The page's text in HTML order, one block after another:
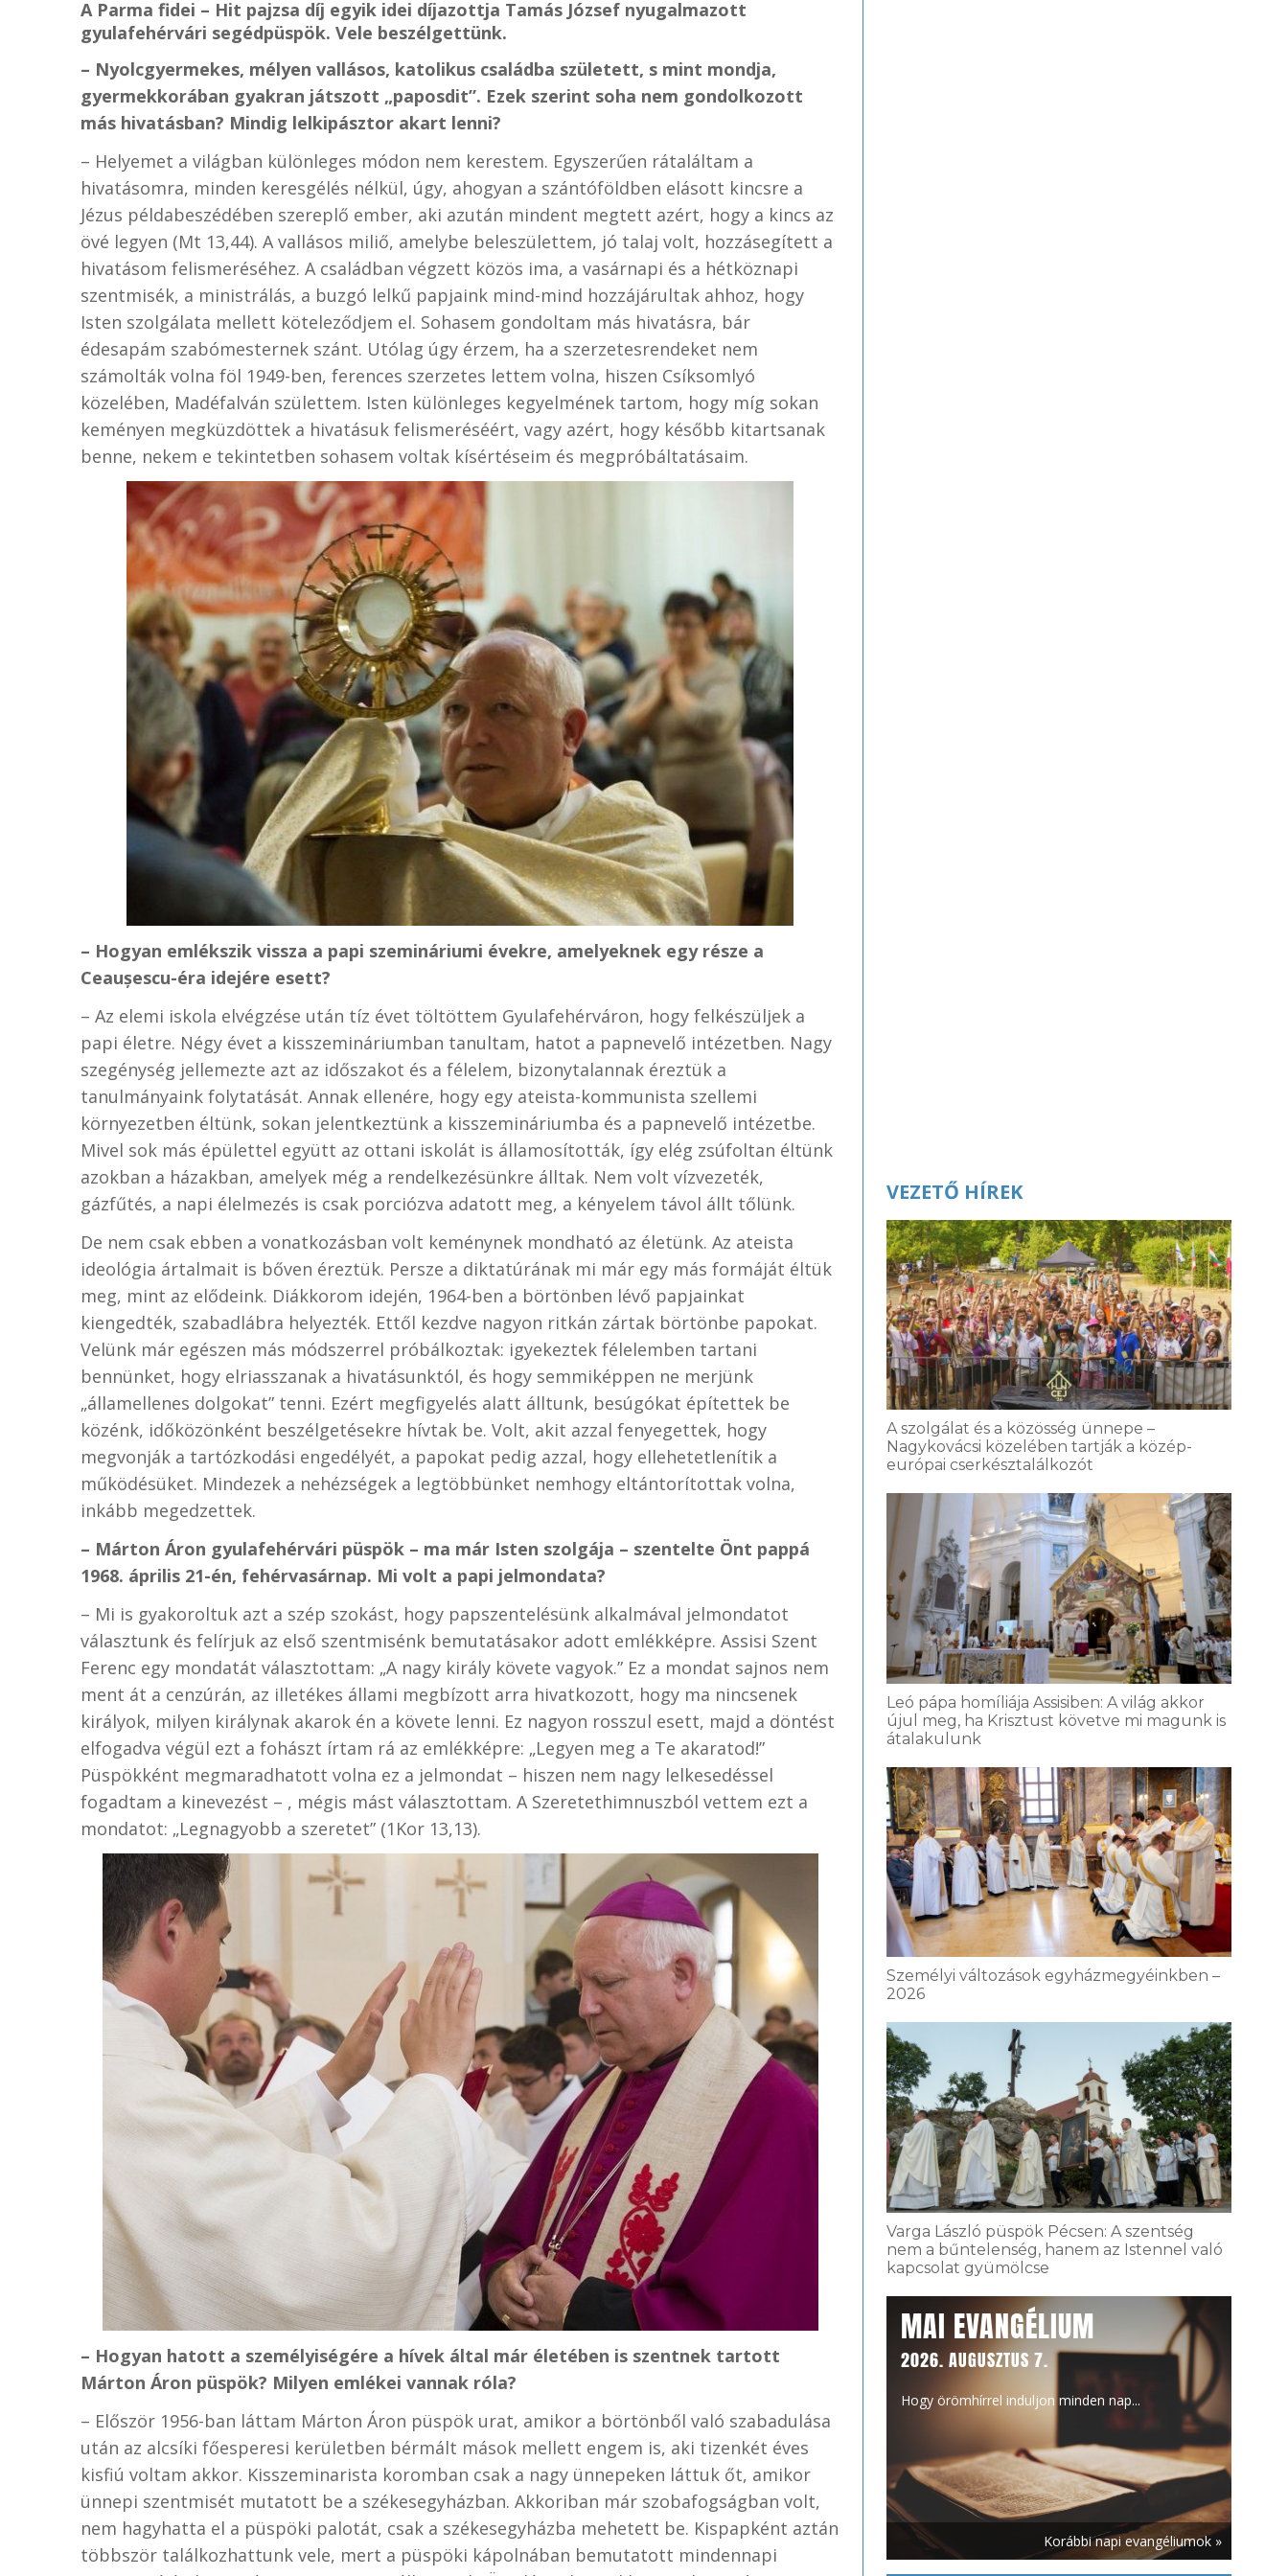
A Parma fidei – Hit pajzsa díj egyik idei díjazottja Tamás József nyugalmazott
gyulafehérvári segédpüspök. Vele beszélgettünk.
– Nyolcgyermekes, mélyen vallásos, katolikus családba született, s mint mondja,
gyermekkorában gyakran játszott „paposdit”. Ezek szerint soha nem gondolkozott
más hivatásban? Mindig lelkipásztor akart lenni?
– Helyemet a világban különleges módon nem kerestem. Egyszerűen rátaláltam a
hivatásomra, minden keresgélés nélkül, úgy, ahogyan a szántóföldben elásott kincsre a
Jézus példabeszédében szereplő ember, aki azután mindent megtett azért, hogy a kincs az
övé legyen (Mt 13,44). A vallásos miliő, amelybe beleszülettem, jó talaj volt, hozzásegített a
hivatásom felismeréséhez. A családban végzett közös ima, a vasárnapi és a hétköznapi
szentmisék, a ministrálás, a buzgó lelkű papjaink mind-mind hozzájárultak ahhoz, hogy
Isten szolgálata mellett köteleződjem el. Sohasem gondoltam más hivatásra, bár
édesapám szabómesternek szánt. Utólag úgy érzem, ha a szerzetesrendeket nem
számolták volna föl 1949-ben, ferences szerzetes lettem volna, hiszen Csíksomlyó
közelében, Madéfalván születtem. Isten különleges kegyelmének tartom, hogy míg sokan
keményen megküzdöttek a hivatásuk felismeréséért, vagy azért, hogy később kitartsanak
benne, nekem e tekintetben sohasem voltak kísértéseim és megpróbáltatásaim.
– Hogyan emlékszik vissza a papi szemináriumi évekre, amelyeknek egy része a
Ceaușescu-éra idejére esett?
– Az elemi iskola elvégzése után tíz évet töltöttem Gyulafehérváron, hogy felkészüljek a
papi életre. Négy évet a kisszemináriumban tanultam, hatot a papnevelő intézetben. Nagy
szegénység jellemezte azt az időszakot és a félelem, bizonytalannak éreztük a
tanulmányaink folytatását. Annak ellenére, hogy egy ateista-kommunista szellemi
környezetben éltünk, sokan jelentkeztünk a kisszemináriumba és a papnevelő intézetbe.
Mivel sok más épülettel együtt az ottani iskolát is államosították, így elég zsúfoltan éltünk
azokban a házakban, amelyek még a rendelkezésünkre álltak. Nem volt vízvezeték,
gázfűtés, a napi élelmezés is csak porciózva adatott meg, a kényelem távol állt tőlünk.
De nem csak ebben a vonatkozásban volt keménynek mondható az életünk. Az ateista
ideológia ártalmait is bőven éreztük. Persze a diktatúrának mi már egy más formáját éltük
meg, mint az elődeink. Diákkorom idején, 1964-ben a börtönben lévő papjainkat
kiengedték, szabadlábra helyezték. Ettől kezdve nagyon ritkán zártak börtönbe papokat.
Velünk már egészen más módszerrel próbálkoztak: igyekeztek félelemben tartani
bennünket, hogy elriasszanak a hivatásunktól, és hogy semmiképpen ne merjünk
„államellenes dolgokat” tenni. Ezért megfigyelés alatt álltunk, besúgókat építettek be
közénk, időközönként beszélgetésekre hívtak be. Volt, akit azzal fenyegettek, hogy
megvonják a tartózkodási engedélyét, a papokat pedig azzal, hogy ellehetetlenítik a
működésüket. Mindezek a nehézségek a legtöbbünket nemhogy eltántorítottak volna,
inkább megedzettek.
– Márton Áron gyulafehérvári püspök – ma már Isten szolgája – szentelte Önt pappá
1968. április 21-én, fehérvasárnap. Mi volt a papi jelmondata?
– Mi is gyakoroltuk azt a szép szokást, hogy papszentelésünk alkalmával jelmondatot
választunk és felírjuk az első szentmisénk bemutatásakor adott emlékképre. Assisi Szent
Ferenc egy mondatát választottam: „A nagy király követe vagyok.” Ez a mondat sajnos nem
ment át a cenzúrán, az illetékes állami megbízott arra hivatkozott, hogy ma nincsenek
királyok, milyen királynak akarok én a követe lenni. Ez nagyon rosszul esett, majd a döntést
elfogadva végül ezt a fohászt írtam rá az emlékképre: „Legyen meg a Te akaratod!”
Püspökként megmaradhatott volna ez a jelmondat – hiszen nem nagy lelkesedéssel
fogadtam a kinevezést – , mégis mást választottam. A Szeretethimnuszból vettem ezt a
mondatot: „Legnagyobb a szeretet” (1Kor 13,13).
– Hogyan hatott a személyiségére a hívek által már életében is szentnek tartott
Márton Áron püspök? Milyen emlékei vannak róla?
– Először 1956-ban láttam Márton Áron püspök urat, amikor a börtönből való szabadulása
után az alcsíki főesperesi kerületben bérmált mások mellett engem is, aki tizenkét éves
kisfiú voltam akkor. Kisszeminarista koromban csak a nagy ünnepeken láttuk őt, amikor
ünnepi szentmisét mutatott be a székesegyházban. Akkoriban már szobafogságban volt,
nem hagyhatta el a püspöki palotát, csak a székesegyházba mehetett be. Kispapként aztán
többször találkozhattunk vele, mert a püspöki kápolnában bemutatott mindennapi
VEZETŐ HÍREK
A szolgálat és a közösség ünnepe –
Nagykovácsi közelében tartják a közép-
európai cserkésztalálkozót
Leó pápa homíliája Assisiben: A világ akkor
újul meg, ha Krisztust követve mi magunk is
átalakulunk
Személyi változások egyházmegyéinkben –
2026
Varga László püspök Pécsen: A szentség
nem a bűntelenség, hanem az Istennel való
kapcsolat gyümölcse
MAI EVANGÉLIUM
2026. AUGUSZTUS 7.
Hogy örömhírrel induljon minden nap...
Korábbi napi evangéliumok »